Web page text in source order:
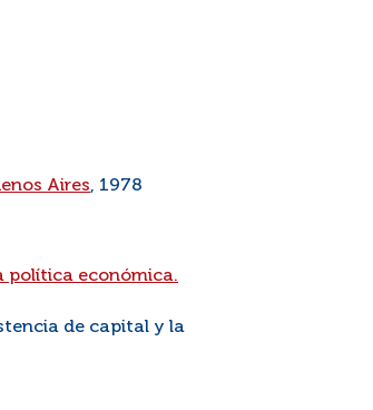
Aires, 1978
política económica.
de capital y la